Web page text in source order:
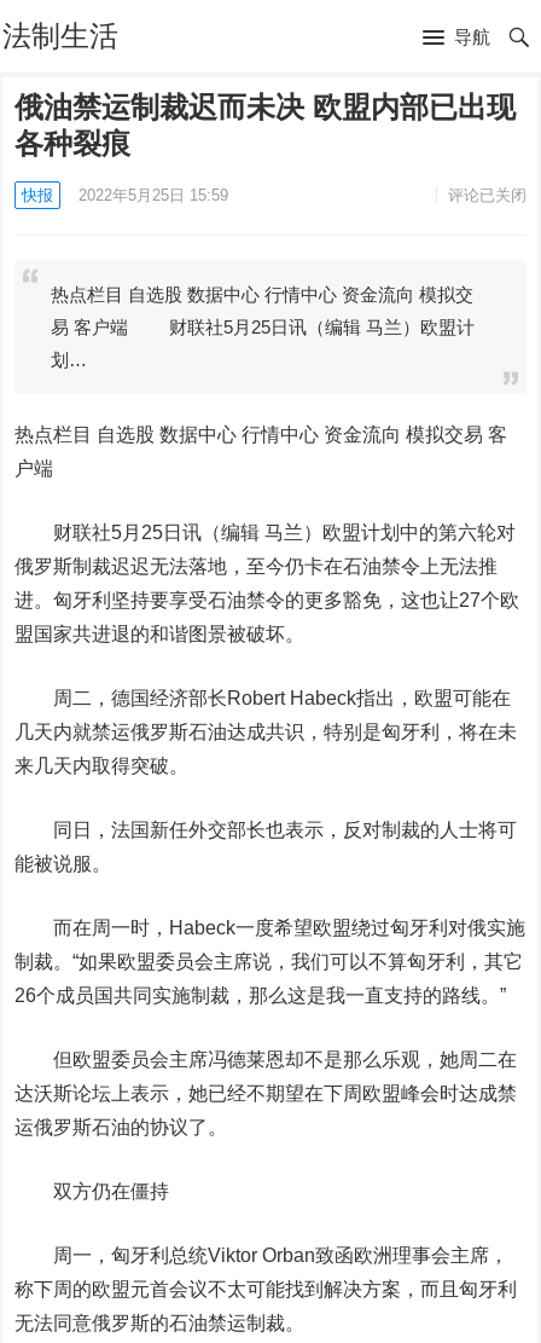
法制生活 导航
俄油禁运制裁迟而未决 欧盟内部已出现
各种裂痕
快报 2022年5月25日 15:59 评论已关闭
热点栏目 自选股 数据中心 行情中心 资金流向 模拟交
易 客户端 财联社5月25日讯（编辑 马兰）欧盟计
划…
热点栏目 自选股 数据中心 行情中心 资金流向 模拟交易 客
户端
财联社5月25日讯（编辑 马兰） 欧盟计划中的第六轮对
俄罗斯制裁迟迟无法落地，至今仍卡在石油禁令上无法推
进。匈牙利坚持要享受石油禁令的更多豁免，这也让27个欧
盟国家共进退的和谐图景被破坏。
周二，德国经济部长Robert Habeck指出，欧盟可能在
几天内就禁运俄罗斯石油达成共识，特别是匈牙利，将在未
来几天内取得突破。
同日，法国新任外交部长也表示，反对制裁的人士将可
能被说服。
而在周一时，Habeck一度希望欧盟绕过匈牙利对俄实施
制裁。“如果欧盟委员会主席说，我们可以不算匈牙利，其它
26个成员国共同实施制裁，那么这是我一直支持的路线。”
但欧盟委员会主席冯德莱恩却不是那么乐观，她周二在
达沃斯论坛上表示，她已经不期望在下周欧盟峰会时达成禁
运俄罗斯石油的协议了。
双方仍在僵持
周一，匈牙利总统Viktor Orban致函欧洲理事会主席，
称下周的欧盟元首会议不太可能找到解决方案，而且匈牙利
无法同意俄罗斯的石油禁运制裁。